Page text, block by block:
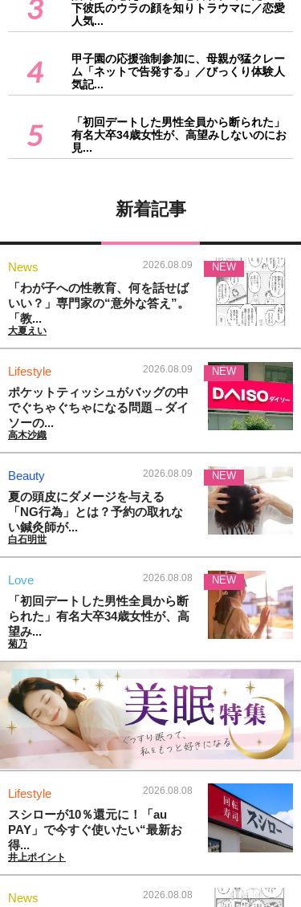
3
下彼氏のウラの顔を知りトラウマに／恋愛
人気...
4
甲子園の応援強制参加に、母親が猛クレー
ム「ネットで告発する」／びっくり体験人
気記...
5
「初回デートした男性全員から断られた」
有名大卒34歳女性が、高望みしないのにお
見...
新着記事
News 2026.08.09
「わが子への性教育、何を話せば
いい？」専門家の“意外な答え”。
「教...
大夏えい
NEW
Lifestyle 2026.08.09
ポケットティッシュがバッグの中
でぐちゃぐちゃになる問題→ダイ
ソーの...
高木沙織
NEW
Beauty 2026.08.09
夏の頭皮にダメージを与える
「NG行為」とは？予約の取れな
い鍼灸師が...
白石明世
NEW
Love 2026.08.08
「初回デートした男性全員から断
られた」有名大卒34歳女性が、高
望み...
菊乃
NEW
Lifestyle 2026.08.08
スシローが10％還元に！「au
PAY」で今すぐ使いたい“最新お
得...
井上ポイント
News 2026.08.08